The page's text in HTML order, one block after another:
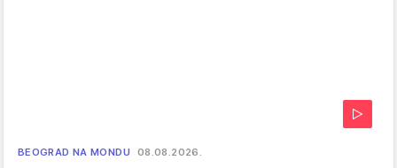
BEOGRAD NA MONDU 08.08.2026.